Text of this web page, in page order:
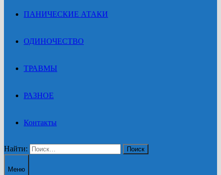
ПАНИЧЕСКИЕ АТАКИ
ОДИНОЧЕСТВО
ТРАВМЫ
РАЗНОЕ
Контакты
Найти:
Меню